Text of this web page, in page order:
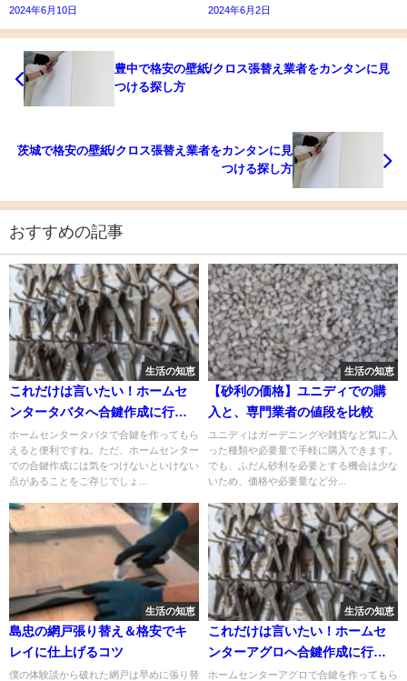
2024年6月10日 2024年6月2日
豊中で格安の壁紙/クロス張替え業者をカンタンに見
つける探し方
茨城で格安の壁紙/クロス張替え業者をカンタンに見
つける探し方
おすすめの記事
生活の知恵
これだけは言いたい！ホームセ
ンタータバタへ合鍵作成に行く
前の確認事項
ホームセンタータバタで合鍵を作ってもら
えると便利ですね。ただ、ホームセンター
での合鍵作成には気をつけないといけない
点があることをご存じでしょ...
生活の知恵
【砂利の価格】ユニディでの購
入と、専門業者の値段を比較
ユニディはガーデニングや雑貨など気に入
った種類や必要量で手軽に購入できます。
でも、ふだん砂利を必要とする機会は少な
いため、価格や必要量など分...
生活の知恵
島忠の網戸張り替え＆格安でキ
レイに仕上げるコツ
僕の体験談から破れた網戸は早めに張り替
生活の知恵
これだけは言いたい！ホームセ
ンターアグロへ合鍵作成に行く
前の確認事項
ホームセンターアグロで合鍵を作ってもら